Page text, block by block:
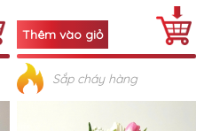
Sắp cháy hàng